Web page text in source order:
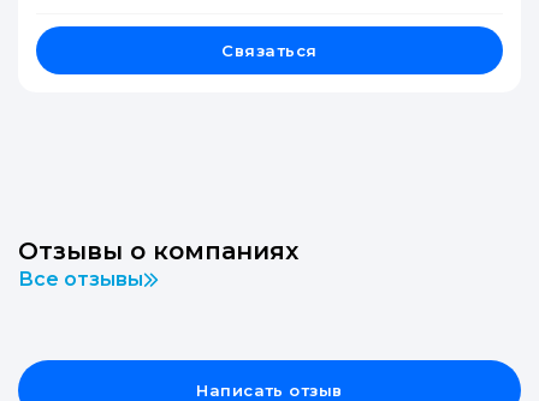
Связаться
Отзывы о компаниях
Все отзывы
Написать отзыв